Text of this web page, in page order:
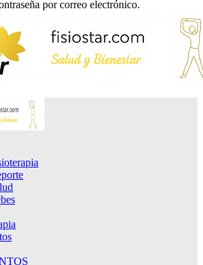
por correo electrónico.